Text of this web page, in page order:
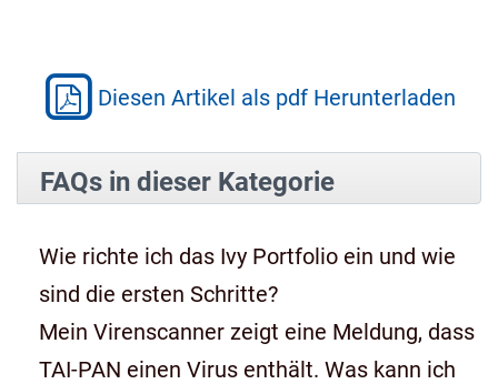
Diesen Artikel als pdf Herunterladen
FAQs in dieser Kategorie
Wie richte ich das Ivy Portfolio ein und wie
sind die ersten Schritte?
Mein Virenscanner zeigt eine Meldung, dass
TAI-PAN einen Virus enthält. Was kann ich